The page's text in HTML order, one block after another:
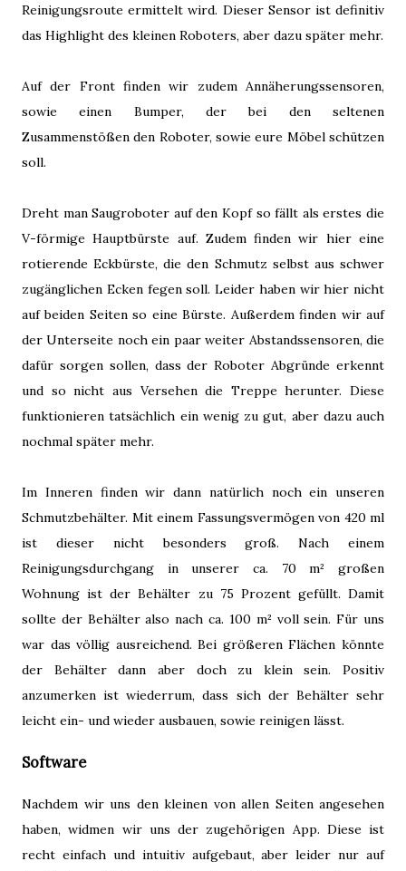
Reinigungsroute ermittelt wird. Dieser Sensor ist definitiv
das Highlight des kleinen Roboters, aber dazu später mehr.
Auf der Front finden wir zudem Annäherungssensoren,
sowie einen Bumper, der bei den seltenen
Zusammenstößen den Roboter, sowie eure Möbel schützen
soll.
Dreht man Saugroboter auf den Kopf so fällt als erstes die
V-förmige Hauptbürste auf. Zudem finden wir hier eine
rotierende Eckbürste, die den Schmutz selbst aus schwer
zugänglichen Ecken fegen soll. Leider haben wir hier nicht
auf beiden Seiten so eine Bürste. Außerdem finden wir auf
der Unterseite noch ein paar weiter Abstandssensoren, die
dafür sorgen sollen, dass der Roboter Abgründe erkennt
und so nicht aus Versehen die Treppe herunter. Diese
funktionieren tatsächlich ein wenig zu gut, aber dazu auch
nochmal später mehr.
Im Inneren finden wir dann natürlich noch ein unseren
Schmutzbehälter. Mit einem Fassungsvermögen von 420 ml
ist dieser nicht besonders groß. Nach einem
Reinigungsdurchgang in unserer ca. 70 m² großen
Wohnung ist der Behälter zu 75 Prozent gefüllt. Damit
sollte der Behälter also nach ca. 100 m² voll sein. Für uns
war das völlig ausreichend. Bei größeren Flächen könnte
der Behälter dann aber doch zu klein sein. Positiv
anzumerken ist wiederrum, dass sich der Behälter sehr
leicht ein- und wieder ausbauen, sowie reinigen lässt.
Software
Nachdem wir uns den kleinen von allen Seiten angesehen
haben, widmen wir uns der zugehörigen App. Diese ist
recht einfach und intuitiv aufgebaut, aber leider nur auf